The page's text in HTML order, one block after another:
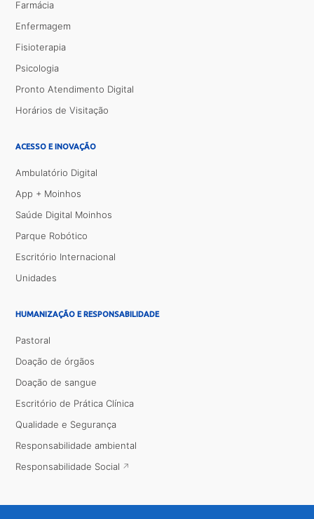
Farmácia
Enfermagem
Fisioterapia
Psicologia
Pronto Atendimento Digital
Horários de Visitação
ACESSO E INOVAÇÃO
Ambulatório Digital
App + Moinhos
Saúde Digital Moinhos
Parque Robótico
Escritório Internacional
Unidades
HUMANIZAÇÃO E RESPONSABILIDADE
Pastoral
Doação de órgãos
Doação de sangue
Escritório de Prática Clínica
Qualidade e Segurança
Responsabilidade ambiental
Responsabilidade Social